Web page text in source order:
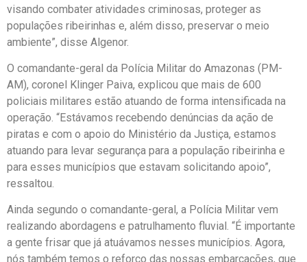
visando combater atividades criminosas, proteger as
populações ribeirinhas e, além disso, preservar o meio
ambiente”, disse Algenor.
O comandante-geral da Polícia Militar do Amazonas (PM-
AM), coronel Klinger Paiva, explicou que mais de 600
policiais militares estão atuando de forma intensificada na
operação. “Estávamos recebendo denúncias da ação de
piratas e com o apoio do Ministério da Justiça, estamos
atuando para levar segurança para a população ribeirinha e
para esses municípios que estavam solicitando apoio”,
ressaltou.
Ainda segundo o comandante-geral, a Polícia Militar vem
realizando abordagens e patrulhamento fluvial. “É importante
a gente frisar que já atuávamos nesses municípios. Agora,
nós também temos o reforço das nossas embarcações, que